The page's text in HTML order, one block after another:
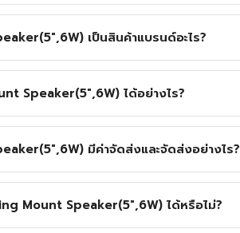
เป็นสินค้าแบรนด์อะไร?
Speaker(5",6W) ได้อย่างไร?
มีค่าจัดส่งและจัดส่งอย่างไร?
Mount Speaker(5",6W) ได้หรือไม่?